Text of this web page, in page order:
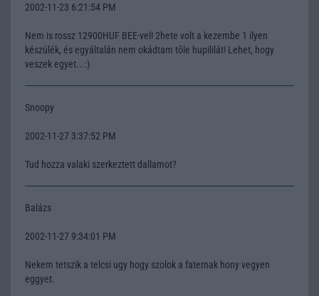
2002-11-23 6:21:54 PM
Nem is rossz 12900HUF BEE-vel! 2hete volt a kezembe 1 ilyen
készülék, és egyáltalán nem okádtam tõle hupililát! Lehet, hogy
veszek egyet...:)
Snoopy
2002-11-27 3:37:52 PM
Tud hozza valaki szerkeztett dallamot?
Balázs
2002-11-27 9:34:01 PM
Nekem tetszik a telcsi ugy hogy szolok a faternak hony vegyen
eggyet.